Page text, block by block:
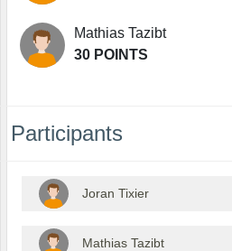
Mathias Tazibt
30 POINTS
Participants
Joran Tixier
Mathias Tazibt